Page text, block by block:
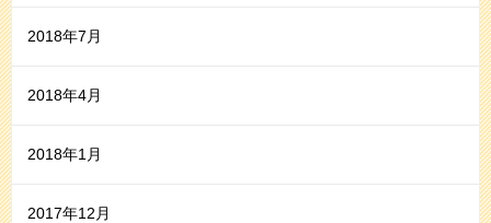
2018年7月
2018年4月
2018年1月
2017年12月